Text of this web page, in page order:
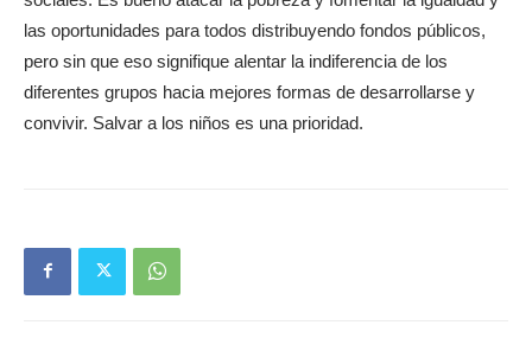
las oportunidades para todos distribuyendo fondos públicos,
pero sin que eso signifique alentar la indiferencia de los
diferentes grupos hacia mejores formas de desarrollarse y
convivir. Salvar a los niños es una prioridad.